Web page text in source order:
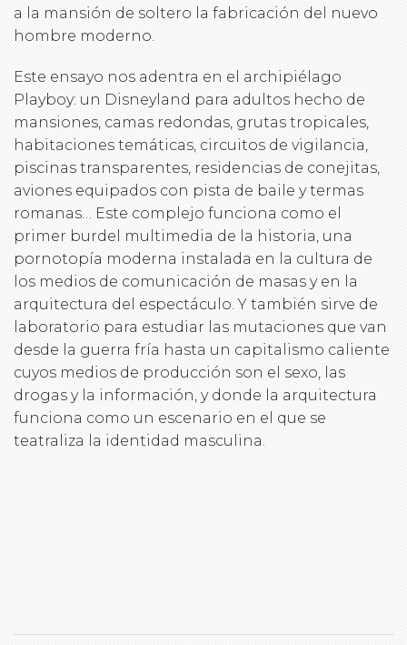
a la mansión de soltero la fabricación del nuevo
hombre moderno.
Este ensayo nos adentra en el archipiélago
Playboy: un Disneyland para adultos hecho de
mansiones, camas redondas, grutas tropicales,
habitaciones temáticas, circuitos de vigilancia,
piscinas transparentes, residencias de conejitas,
aviones equipados con pista de baile y termas
romanas… Este complejo funciona como el
primer burdel multimedia de la historia, una
pornotopía moderna instalada en la cultura de
los medios de comunicación de masas y en la
arquitectura del espectáculo. Y también sirve de
laboratorio para estudiar las mutaciones que van
desde la guerra fría hasta un capitalismo caliente
cuyos medios de producción son el sexo, las
drogas y la información, y donde la arquitectura
funciona como un escenario en el que se
teatraliza la identidad masculina.